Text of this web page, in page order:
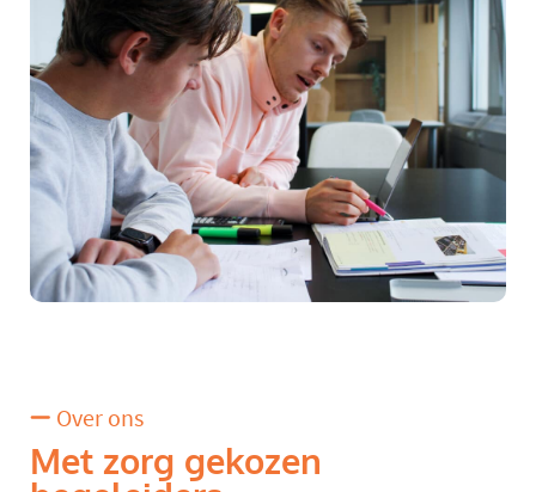
Over ons
Met zorg gekozen